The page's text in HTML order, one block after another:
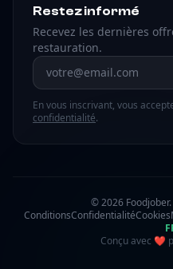
Restez informé
Recevez les dernières
restauration.
Adresse email
En vous inscrivant, vous
confidentialité.
© 2026
ConditionsConfidentialitéCookies
Conçu avec ❤